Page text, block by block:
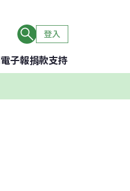
登入
子報捐款支持